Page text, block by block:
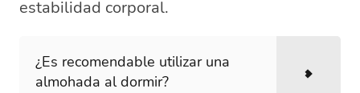
estabilidad corporal.
¿Es recomendable utilizar una
almohada al dormir?